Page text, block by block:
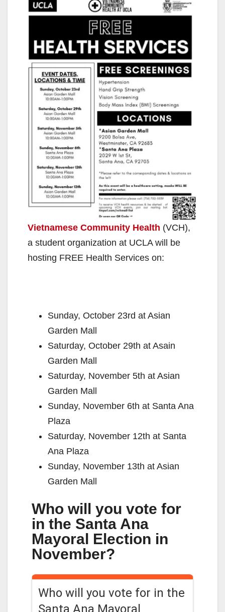
Vietnamese Community Health (VCH),
a student organization at UCLA will be
hosting FREE Health Services on:
Sunday, October 23rd at Asian
Garden Mall
Saturday, October 29th at Asain
Garden Mall
Saturday, November 5th at Asian
Garden Mall
Sunday, November 6th at Santa Ana
Plaza
Saturday, November 12th at Santa
Ana Plaza
Sunday, November 13th at Asian
Garden Mall
Who will you vote for
in the Santa Ana
Mayoral Election in
November?
Who will you vote for in the
Santa Ana Mayoral